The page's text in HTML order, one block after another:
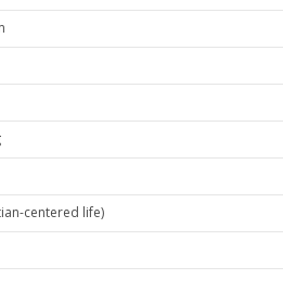
centered life)